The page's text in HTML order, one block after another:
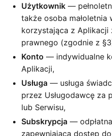
Użytkownik —
także osoba małoletnia
korzystająca z Aplikacji
prawnego (zgodnie z
Konto — indywidualne
Aplikacji,
Usługa — usługa
przez Usługodawcę za
lub Serwisu,
Subskrypcja —
zapewniająca dostęp